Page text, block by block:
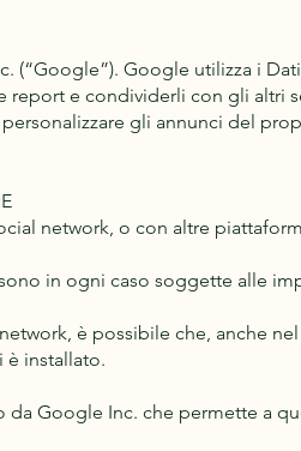
(“Google”). Google utilizza i
report e condividerli con gli altri
gli annunci del
network, o con altre
in ogni caso soggette alle
è possibile che, anche
è installato.
Google Inc. che permette a